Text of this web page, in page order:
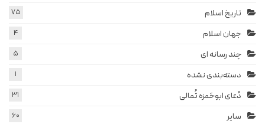
تاریخ اسلام 75
جهان اسلام 4
چند رسانه ای 5
دسته‌بندی نشده 1
دُعای ابوحَمزه ثُمالی 31
سایر 60